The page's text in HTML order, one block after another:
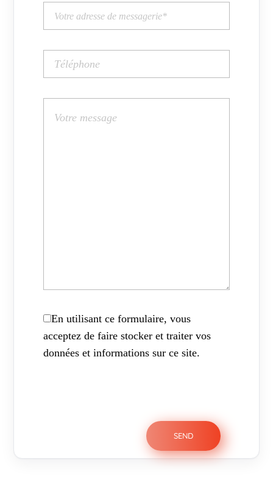
En utilisant ce formulaire, vous
acceptez de faire stocker et traiter vos
données et informations sur ce site.